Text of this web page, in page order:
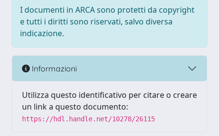
I documenti in ARCA sono protetti da copyright
e tutti i diritti sono riservati, salvo diversa
indicazione.
Informazioni
Utilizza questo identificativo per citare o creare
un link a questo documento:
https://hdl.handle.net/10278/26115